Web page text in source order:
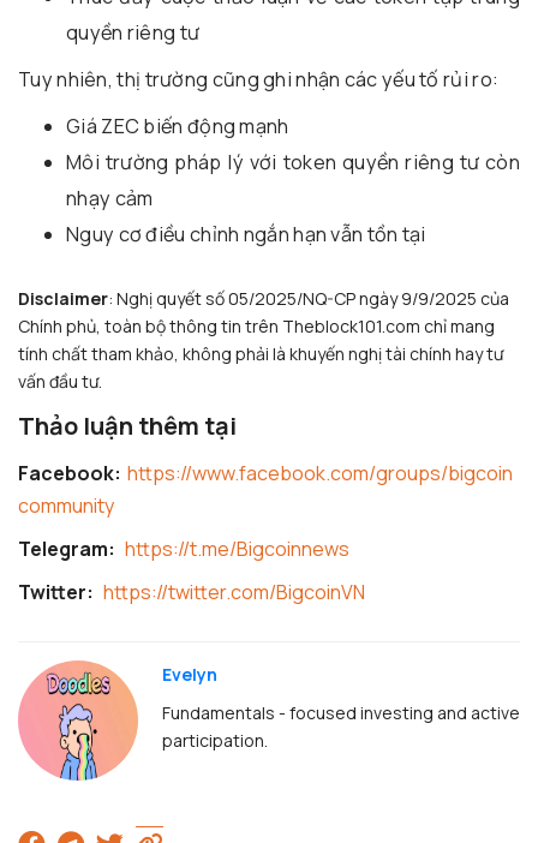
quyền riêng tư
Tuy nhiên, thị trường cũng ghi nhận các yếu tố rủi ro:
Giá ZEC biến động mạnh
Môi trường pháp lý với token quyền riêng tư còn
nhạy cảm
Nguy cơ điều chỉnh ngắn hạn vẫn tồn tại
Disclaimer: Nghị quyết số 05/2025/NQ-CP ngày 9/9/2025 của
Chính phủ, toàn bộ thông tin trên Theblock101.com chỉ mang
tính chất tham khảo, không phải là khuyến nghị tài chính hay tư
vấn đầu tư.
Thảo luận thêm tại
Facebook: https://www.facebook.com/groups/bigcoin
community
Telegram: https://t.me/Bigcoinnews
Twitter: https://twitter.com/BigcoinVN
Evelyn
Fundamentals - focused investing and active
participation.